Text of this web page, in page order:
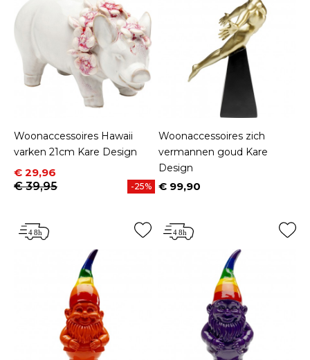
Woonaccessoires Hawaii
varken 21cm Kare Design
Prijs
€ 29,96
Normale prijs
€ 39,95
-25%
Woonaccessoires zich
vermannen goud Kare
Design
Prijs
€ 99,90